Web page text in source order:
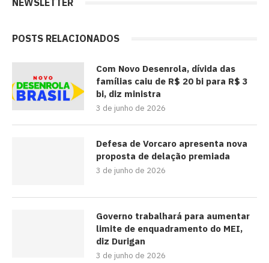
NEWSLETTER
POSTS RELACIONADOS
Com Novo Desenrola, dívida das
famílias caiu de R$ 20 bi para R$ 3
bi, diz ministra
3 de junho de 2026
Defesa de Vorcaro apresenta nova
proposta de delação premiada
3 de junho de 2026
Governo trabalhará para aumentar
limite de enquadramento do MEI,
diz Durigan
3 de junho de 2026